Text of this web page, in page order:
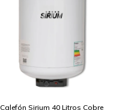
Calefón Sirium 40 Litros Cobre